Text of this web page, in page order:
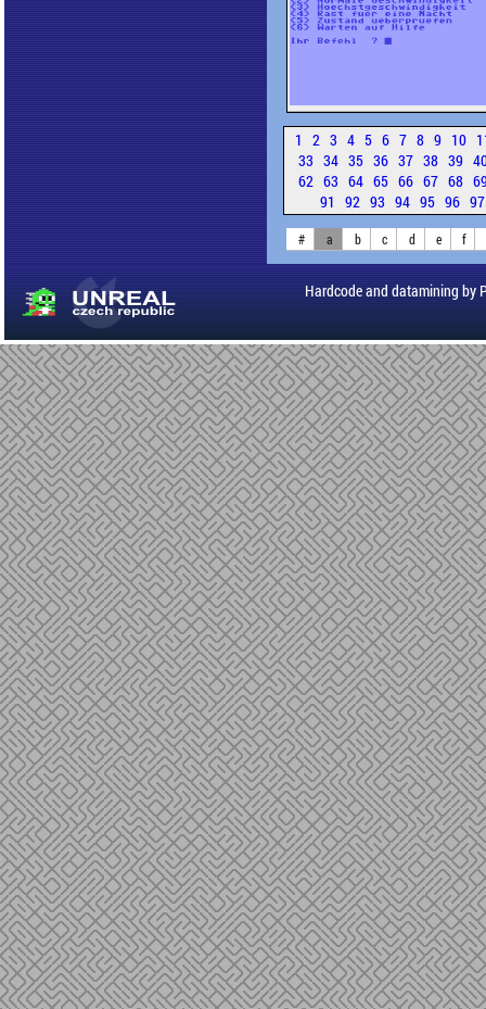
1 2 3 4 5 6 7 8 9 10
33 34 35 36 37 38 39
62 63 64 65 66 67 68
91 92 93 94 95 96
# a b c d e f
Hardcode and datamining by